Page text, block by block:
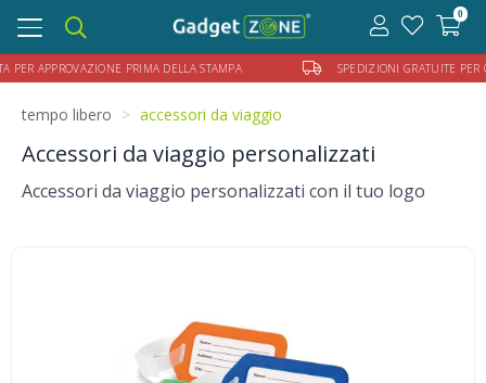
PRIMA DELLA STAMPA SPEDIZIONI GRATUITE PER
Toggle
navigation
0
tempo libero accessori da viaggio
Accessori da viaggio personalizzati
Accessori da viaggio personalizzati con il tuo logo